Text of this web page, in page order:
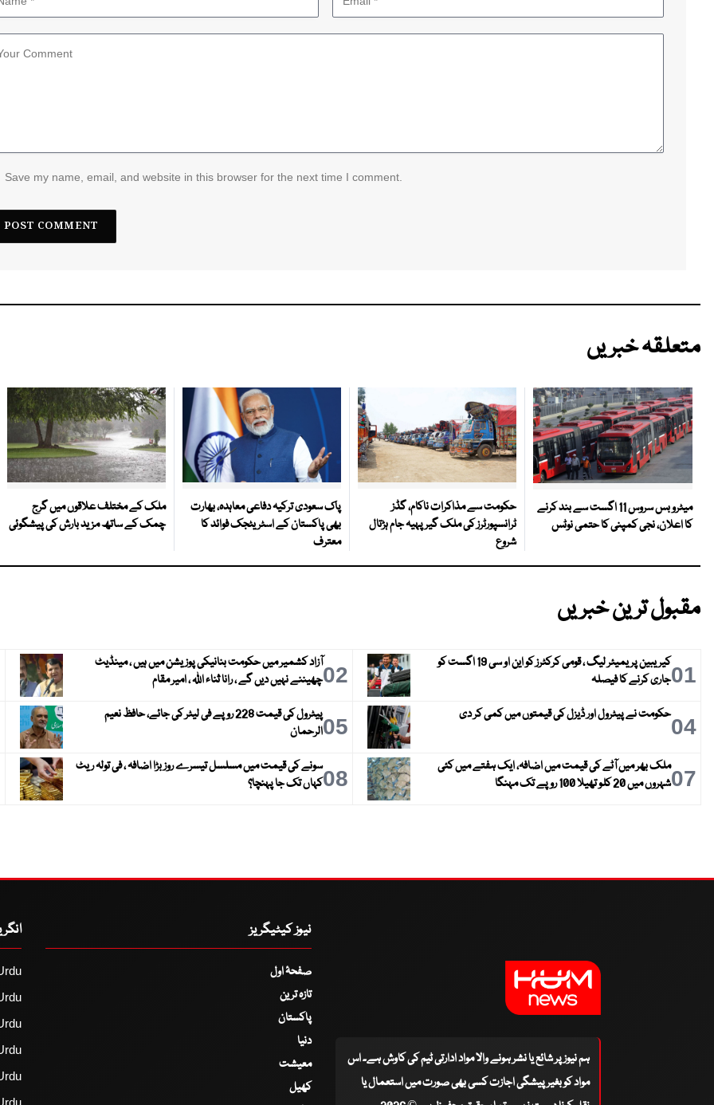
Save my name, email, and website in this browser for the next time I comment.
متعلقہ خبریں
میٹرو بس سروس 11 اگست سے بند کرنے
کا اعلان، نجی کمپنی کا حتمی نوٹس
حکومت سے مذاکرات ناکام، گڈز
ٹرانسپورٹرز کی ملک گیر پہیہ جام ہڑتال
شروع
پاک سعودی ترکیہ دفاعی معاہدہ، بھارت
بھی پاکستان کے اسٹریٹجک فوائد کا
معترف
ملک کے مختلف علاقوں میں گرج
چمک کے ساتھ مزید بارش کی پیشگوئی
مقبول ترین خبریں
01
کیریبین پریمیئر لیگ ، قومی کرکٹرز کو این او سی 19 اگست کو
جاری کرنے کا فیصلہ
02آزاد کشمیر میں حکومت بنانیکی پوزیشن میں ہیں ، مینڈیٹ
چھیننے نہیں دیں گے ، رانا ثناء اللہ ، امیر مقام
04حکومت نے پیٹرول اور ڈیزل کی قیمتوں میں کمی کر دی 05
پیٹرول کی قیمت 228 روپے فی لیٹر کی جائے، حافظ نعیم
الرحمان
07ملک بھر میں آٹے کی قیمت میں اضافہ، ایک ہفتے میں کئی
شہروں میں 20 کلو تھیلا 100 روپے تک مہنگا
08سونے کی قیمت میں مسلسل تیسرے روز بڑا اضافہ ، فی تولہ ریٹ
کہاں تک جا پہنچا؟
ہم نیوز پر شائع یا نشر ہونے والا مواد ادارتی ٹیم کی کاوش ہے۔ اس
مواد کو بغیر پیشگی اجازت کسی بھی صورت میں استعمال یا
نیوز کیٹیگریز
صفحۂ اول
تازہ ترین
پاکستان
دنیا
معیشت
کھیل